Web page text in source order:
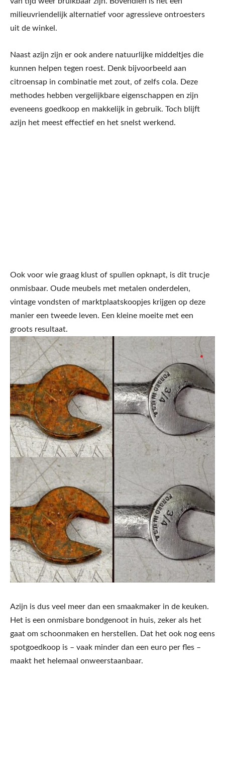
milieuvriendelijk alternatief voor agressieve ontroesters
uit de winkel.
Naast azijn zijn er ook andere natuurlijke middeltjes die
kunnen helpen tegen roest. Denk bijvoorbeeld aan
citroensap in combinatie met zout, of zelfs cola. Deze
methodes hebben vergelijkbare eigenschappen en zijn
eveneens goedkoop en makkelijk in gebruik. Toch blijft
azijn het meest effectief en het snelst werkend.
Ook voor wie graag klust of spullen opknapt, is dit trucje
onmisbaar. Oude meubels met metalen onderdelen,
vintage vondsten of marktplaatskoopjes krijgen op deze
manier een tweede leven. Een kleine moeite met een
groots resultaat.
Azijn is dus veel meer dan een smaakmaker in de keuken.
Het is een onmisbare bondgenoot in huis, zeker als het
gaat om schoonmaken en herstellen. Dat het ook nog eens
spotgoedkoop is – vaak minder dan een euro per fles –
maakt het helemaal onweerstaanbaar.